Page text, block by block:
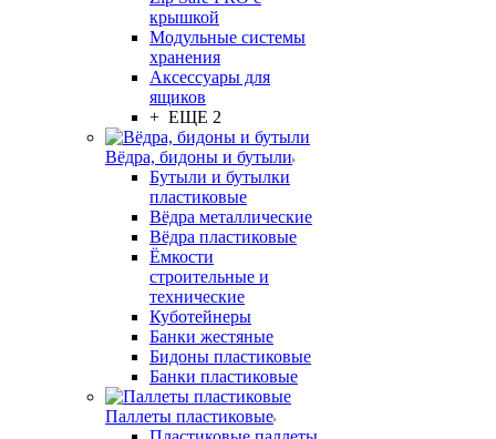
крышкой
Модульные системы
хранения
Аксессуары для
ящиков
+ ЕЩЕ 2
Вёдра, бидоны и бутыли
Бутыли и бутылки
пластиковые
Вёдра металлические
Вёдра пластиковые
Ёмкости
строительные и
технические
Куботейнеры
Банки жестяные
Бидоны пластиковые
Банки пластиковые
Паллеты пластиковые